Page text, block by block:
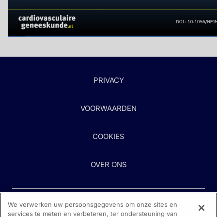
PRIVACY
VOORWAARDEN
COOKIES
OVER ONS
We verwerken uw persoonsgegevens om onze sites en
services te meten en verbeteren, ter ondersteuning van